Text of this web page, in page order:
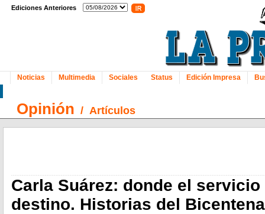
Ediciones Anteriores
Noticias Multimedia Sociales Status Edición Impresa
Opinión / Artículos
Carla Suárez: donde el
destino. Historias del